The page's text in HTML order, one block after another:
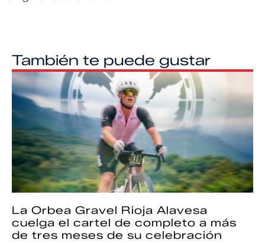
También te puede gustar
La Orbea Gravel Rioja Alavesa
cuelga el cartel de completo a más
de tres meses de su celebración